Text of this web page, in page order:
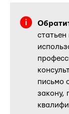
письмо
закону,